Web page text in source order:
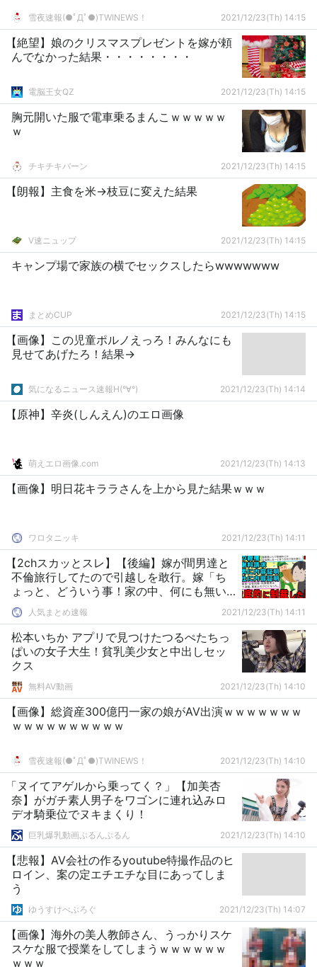
雪夜速報(●ﾟДﾟ●)TWINEWS！ 2021/12/23(Th) 14:15
【絶望】娘のクリスマスプレゼントを嫁が頼
んでなかった結果・・・・・・・・
電脳王女QZ 2021/12/23(Th) 14:15
胸元開いた服で電車乗るまんこｗｗｗｗｗ
ｗ
チキチキバーン 2021/12/23(Th) 14:15
【朗報】主食を米→枝豆に変えた結果
V速ニュップ 2021/12/23(Th) 14:15
キャンプ場で家族の横でセックスしたらwwwwwww
まとめCUP 2021/12/23(Th) 14:15
【画像】この児童ポルノえっろ！みんなにも
見せてあげたろ！結果→
気になるニュース速報H(°∀°) 2021/12/23(Th) 14:14
【原神】辛炎(しんえん)のエロ画像
萌えエロ画像.com 2021/12/23(Th) 14:13
【画像】明日花キララさんを上から見た結果ｗｗｗ
ワロタニッキ 2021/12/23(Th) 14:11
【2chスカッとスレ】【後編】嫁が間男達と
不倫旅行してたので引越しを敢行。嫁「ち
ょっと、どういう事！家の中、何にも無い
んだけれど！！」【ゆっくり解説】
人気まとめ速報 2021/12/23(Th) 14:11
松本いちか アプリで見つけたつるぺたちっ
ぱいの女子大生！貧乳美少女と中出しセッ
クス
無料AV動画 2021/12/23(Th) 14:10
【画像】総資産300億円一家の娘がAV出演ｗｗｗｗｗｗｗ
ｗｗｗｗｗｗｗｗｗｗ
雪夜速報(●ﾟДﾟ●)TWINEWS！ 2021/12/23(Th) 14:10
「ヌイてアゲルから乗ってく？」【加美杏
奈】がガチ素人男子をワゴンに連れ込みロ
デオ騎乗位でヌキまくり！
巨乳爆乳動画ぷるんぷるん 2021/12/23(Th) 14:10
【悲報】AV会社の作るyoutube特撮作品のヒ
ロイン、案の定エチエチな目にあってしま
う
ゆうすけべぶろぐ 2021/12/23(Th) 14:07
【画像】海外の美人教師さん、うっかりスケ
スケな服で授業をしてしまうｗｗｗｗｗｗ
ｗｗｗ